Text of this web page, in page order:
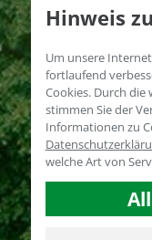
Hinweis
Um unsere
fortlaufend
Cookies. Durch
stimmen Sie der
Informationen zu
welche Art von